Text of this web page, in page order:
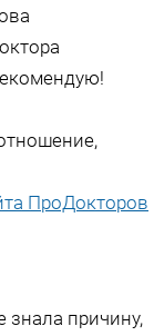
ПроДокторов
причину,